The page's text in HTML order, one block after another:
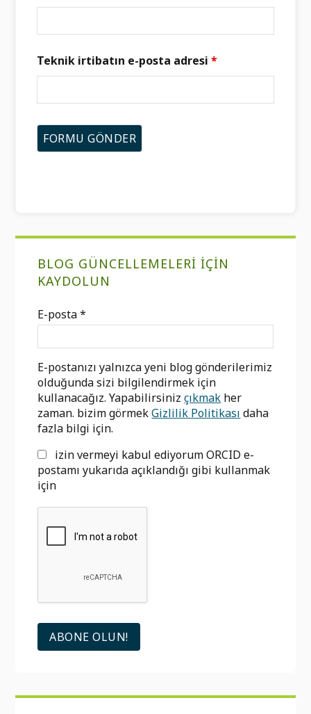
Teknik irtibatın e-posta adresi*
Birincil
Kenar
Çubuğu
BLOG GÜNCELLEMELERI IÇIN
KAYDOLUN
E-posta*
E-postanızı yalnızca yeni blog gönderilerimiz
olduğunda sizi bilgilendirmek için
kullanacağız. Yapabilirsinizçıkmak her
zaman. bizim görmekGizlilik Politikası daha
fazla bilgi için.
izin vermeyi kabul ediyorum ORCID e-
postamı yukarıda açıklandığı gibi kullanmak
için